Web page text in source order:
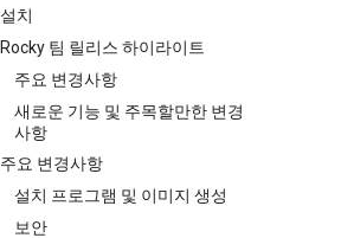
설치
Rocky 팀 릴리스 하이라이트
주요 변경사항
새로운 기능 및 주목할만한 변경
사항
주요 변경사항
설치 프로그램 및 이미지 생성
보안